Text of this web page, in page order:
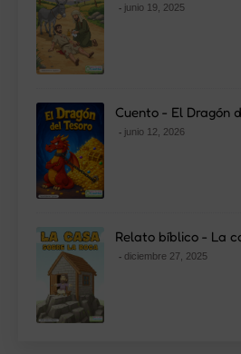
junio 19, 2025
Cuento - El Dragón
junio 12, 2026
Relato bíblico - La
diciembre 27, 2025